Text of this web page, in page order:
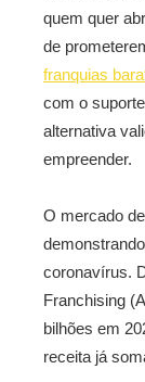
quem quer
de
franquias
com o
alternativa
empreender.
O mercado de
coronavírus.
Franchising
bilhões em
receita já